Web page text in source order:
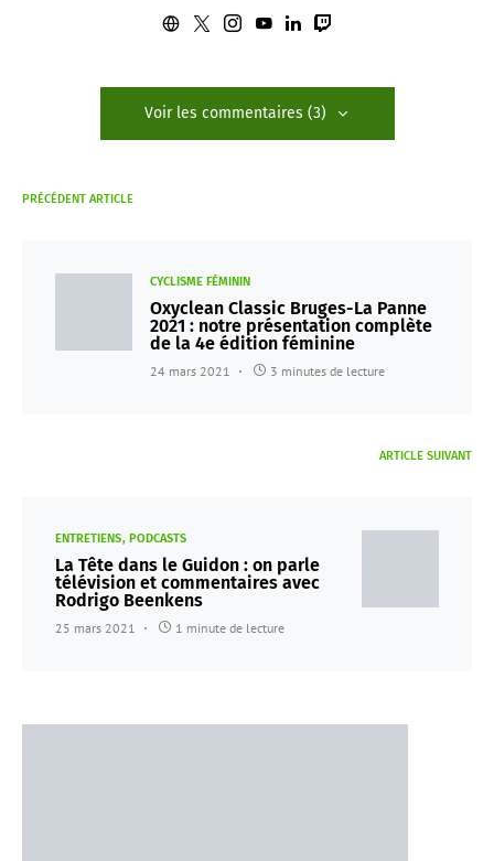
Voir les commentaires (3)
PRÉCÉDENT ARTICLE
CYCLISME FÉMININ
Oxyclean Classic Bruges-La Panne
2021 : notre présentation complète
de la 4e édition féminine
24 mars 2021 3 minutes de lecture
ARTICLE SUIVANT
ENTRETIENS PODCASTS
La Tête dans le Guidon : on parle
télévision et commentaires avec
Rodrigo Beenkens
25 mars 2021 1 minute de lecture